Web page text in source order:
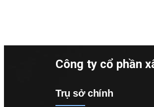
Công ty cổ phần
Trụ sở chính